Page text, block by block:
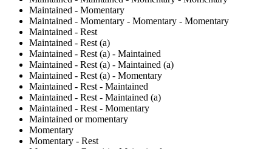
Maintained - Momentary
Maintained - Momentary - Momentary - Momentary
Maintained - Rest
Maintained - Rest (a)
Maintained - Rest (a) - Maintained
Maintained - Rest (a) - Maintained (a)
Maintained - Rest (a) - Momentary
Maintained - Rest - Maintained
Maintained - Rest - Maintained (a)
Maintained - Rest - Momentary
Maintained or momentary
Momentary
Momentary - Rest